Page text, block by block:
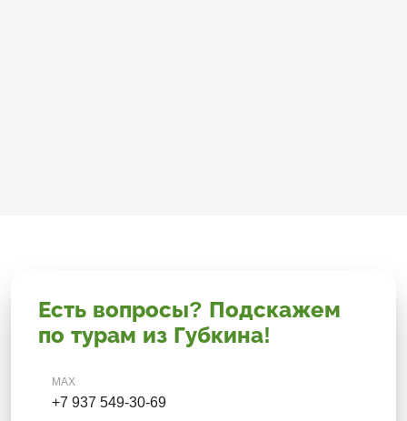
Есть вопросы? Подскажем
по турам из Губкина!
MAX
+7 937 549-30-69